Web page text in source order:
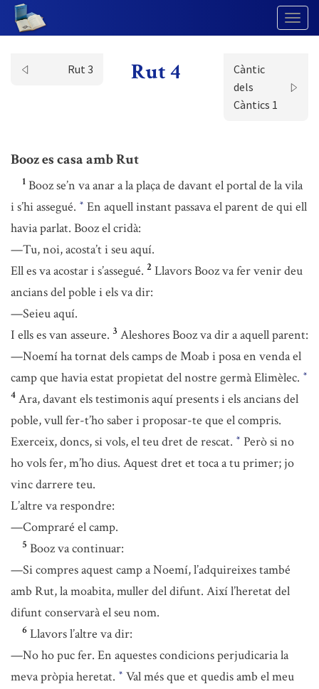
Rut 3 Rut 4
Càntic
dels
Càntics 1
Booz es casa amb Rut
1 Booz se’n va anar a la plaça de davant el portal de la vila
i s’hi assegué. * En aquell instant passava el parent de qui ell
havia parlat. Booz el cridà:
—Tu, noi, acosta’t i seu aquí.
Ell es va acostar i s’assegué. 2 Llavors Booz va fer venir deu
ancians del poble i els va dir:
—Seieu aquí.
I ells es van asseure. 3 Aleshores Booz va dir a aquell parent:
—Noemí ha tornat dels camps de Moab i posa en venda el
camp que havia estat propietat del nostre germà Elimèlec. *
4 Ara, davant els testimonis aquí presents i els ancians del
poble, vull fer-t’ho saber i proposar-te que el compris.
Exerceix, doncs, si vols, el teu dret de rescat. * Però si no
ho vols fer, m’ho dius. Aquest dret et toca a tu primer; jo
vinc darrere teu.
L’altre va respondre:
—Compraré el camp.
5 Booz va continuar:
—Si compres aquest camp a Noemí, l’adquireixes també
amb Rut, la moabita, muller del difunt. Així l’heretat del
difunt conservarà el seu nom.
6 Llavors l’altre va dir:
—No ho puc fer. En aquestes condicions perjudicaria la
meva pròpia heretat. * Val més que et quedis amb el meu